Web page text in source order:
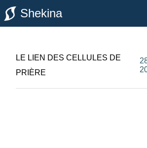
Shekina
LE LIEN DES CELLULES DE
PRIÈRE